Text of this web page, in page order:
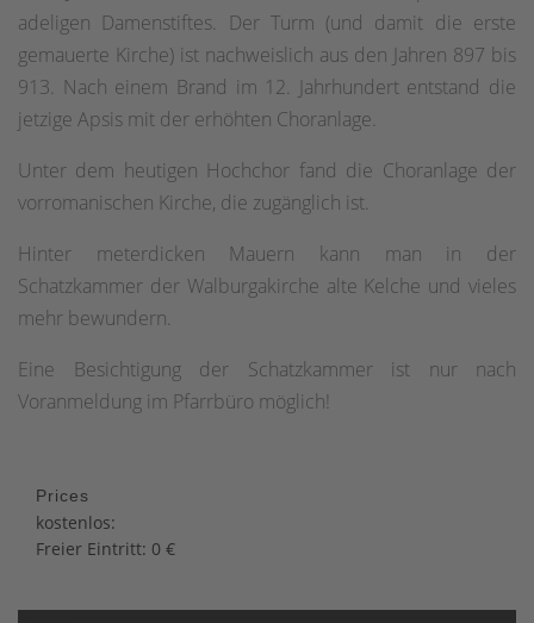
adeligen Damenstiftes. Der Turm (und damit die erste
gemauerte Kirche) ist nachweislich aus den Jahren 897 bis
913. Nach einem Brand im 12. Jahrhundert entstand die
jetzige Apsis mit der erhöhten Choranlage.
Unter dem heutigen Hochchor fand die Choranlage der
vorromanischen Kirche, die zugänglich ist.
Hinter meterdicken Mauern kann man in der
Schatzkammer der Walburgakirche alte Kelche und vieles
mehr bewundern.
Eine Besichtigung der Schatzkammer ist nur nach
Voranmeldung im Pfarrbüro möglich!
Prices
kostenlos:
Freier Eintritt: 0 €